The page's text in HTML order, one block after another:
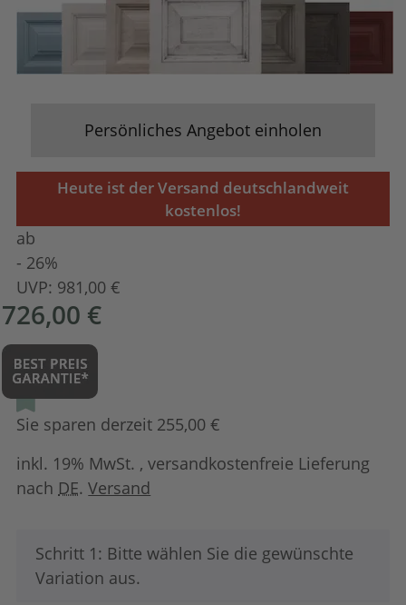
Persönliches Angebot einholen
Heute ist der Versand deutschlandweit
kostenlos!
ab
- 26%
UVP: 981,00 €
726,00 €
Sie sparen derzeit 255,00 €
inkl. 19% MwSt. , versandkostenfreie Lieferung
nach DE.Versand
x
Schritt 1: Bitte wählen Sie die gewünschte
Variation aus.